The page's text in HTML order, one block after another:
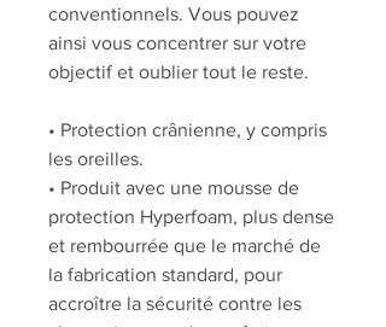
conventionnels. Vous pouvez
ainsi vous concentrer sur votre
objectif et oublier tout le reste.
• Protection crânienne, y compris
les oreilles.
• Produit avec une mousse de
protection Hyperfoam, plus dense
et rembourrée que le marché de
la fabrication standard, pour
accroître la sécurité contre les